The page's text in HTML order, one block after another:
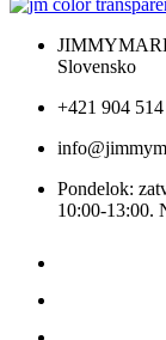
Slovensko
+421 904
Pondelok:
10:00-13:00.